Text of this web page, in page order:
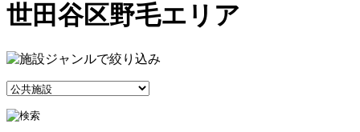
世田谷区野毛エリア